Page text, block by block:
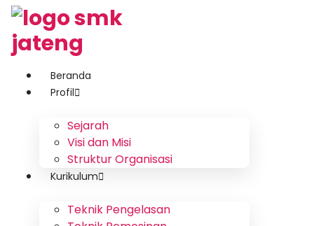
Beranda
Profil
Sejarah
Visi dan Misi
Struktur Organisasi
Kurikulum
Teknik Pengelasan